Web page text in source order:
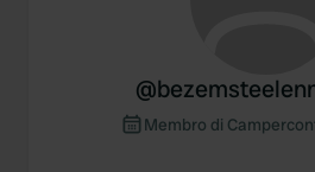
@
Membro di